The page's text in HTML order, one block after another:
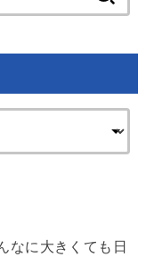
なに大きくても日